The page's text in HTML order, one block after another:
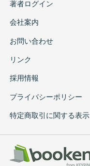
著者ログイン
会社案内
お問い合わせ
リンク
採用情報
プライバシーポリシー
特定商取引に関する表示